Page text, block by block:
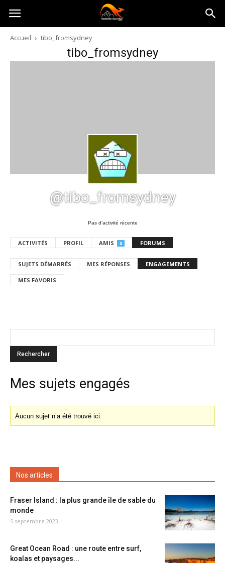
Australia-
australie.com
Accueil tibo_fromsydney
tibo_fromsydney
@tibo_fromsydney
Pas d’activité récente
ACTIVITÉS PROFIL AMIS 0 FORUMS
SUJETS DÉMARRÉS MES RÉPONSES ENGAGEMENTS
MES FAVORIS
Mes sujets engagés
Aucun sujet n’a été trouvé ici.
Nos articles
Fraser Island : la plus grande île de sable du
monde
5 septembre 2023
Great Ocean Road : une route entre surf,
koalas et paysages...